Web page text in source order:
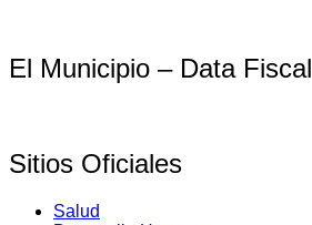
El Municipio – Data Fiscal
Sitios Oficiales
Salud